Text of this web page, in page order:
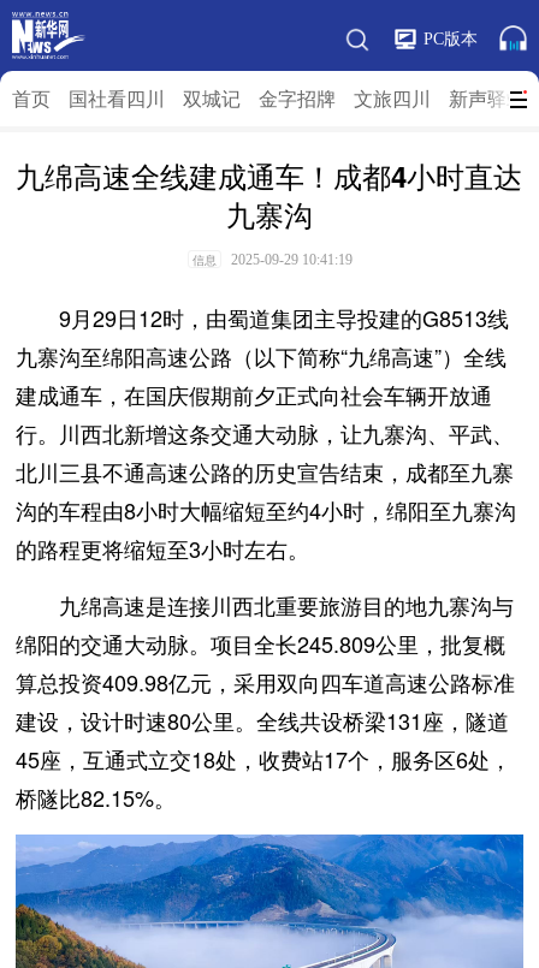
PC版本
首页 国社看四川 双城记 金字招牌 文旅四川 新声驿站
九绵高速全线建成通车！成都4小时直达
九寨沟
信息 2025-09-29 10:41:19
9月29日12时，由蜀道集团主导投建的G8513线
九寨沟至绵阳高速公路（以下简称“九绵高速”）全线
建成通车，在国庆假期前夕正式向社会车辆开放通
行。川西北新增这条交通大动脉，让九寨沟、平武、
北川三县不通高速公路的历史宣告结束，成都至九寨
沟的车程由8小时大幅缩短至约4小时，绵阳至九寨沟
的路程更将缩短至3小时左右。
九绵高速是连接川西北重要旅游目的地九寨沟与
绵阳的交通大动脉。项目全长245.809公里，批复概
算总投资409.98亿元，采用双向四车道高速公路标准
建设，设计时速80公里。全线共设桥梁131座，隧道
45座，互通式立交18处，收费站17个，服务区6处，
桥隧比82.15%。